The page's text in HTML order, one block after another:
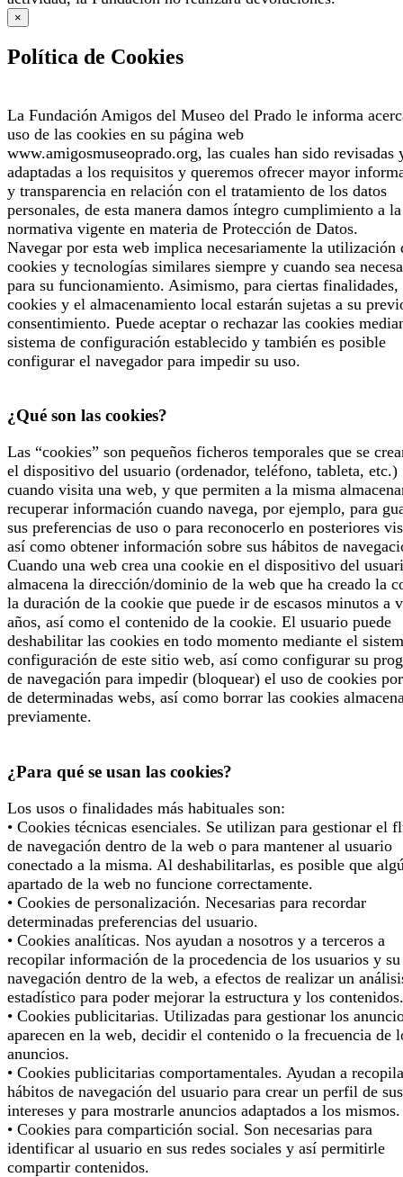
×
Política de Cookies
La Fundación Amigos del Museo del Prado le informa
uso de las cookies en su página web
www.amigosmuseoprado.org, las cuales han sido revisadas
adaptadas a los requisitos y queremos ofrecer mayor
y transparencia en relación con el tratamiento de los datos
personales, de esta manera damos íntegro cumplimiento a la
normativa vigente en materia de Protección de Datos.
Navegar por esta web implica necesariamente la utilización
cookies y tecnologías similares siempre y cuando sea
para su funcionamiento. Asimismo, para ciertas finalidades,
cookies y el almacenamiento local estarán sujetas a su
consentimiento. Puede aceptar o rechazar las cookies
sistema de configuración establecido y también es posible
configurar el navegador para impedir su uso.
¿Qué son las cookies?
Las “cookies” son pequeños ficheros temporales que se
el dispositivo del usuario (ordenador, teléfono, tableta, etc.)
cuando visita una web, y que permiten a la misma
recuperar información cuando navega, por ejemplo, para
sus preferencias de uso o para reconocerlo en posteriores
así como obtener información sobre sus hábitos de
Cuando una web crea una cookie en el dispositivo del
almacena la dirección/dominio de la web que ha creado la
la duración de la cookie que puede ir de escasos minutos a
años, así como el contenido de la cookie. El usuario puede
deshabilitar las cookies en todo momento mediante el
configuración de este sitio web, así como configurar su
de navegación para impedir (bloquear) el uso de cookies
de determinadas webs, así como borrar las cookies
previamente.
¿Para qué se usan las cookies?
Los usos o finalidades más habituales son:
• Cookies técnicas esenciales. Se utilizan para gestionar el
de navegación dentro de la web o para mantener al usuario
conectado a la misma. Al deshabilitarlas, es posible que
apartado de la web no funcione correctamente.
• Cookies de personalización. Necesarias para recordar
determinadas preferencias del usuario.
• Cookies analíticas. Nos ayudan a nosotros y a terceros a
recopilar información de la procedencia de los usuarios y su
navegación dentro de la web, a efectos de realizar un
estadístico para poder mejorar la estructura y los contenidos.
• Cookies publicitarias. Utilizadas para gestionar los
aparecen en la web, decidir el contenido o la frecuencia de
anuncios.
• Cookies publicitarias comportamentales. Ayudan a
hábitos de navegación del usuario para crear un perfil de sus
intereses y para mostrarle anuncios adaptados a los mismos.
• Cookies para compartición social. Son necesarias para
identificar al usuario en sus redes sociales y así permitirle
compartir contenidos.